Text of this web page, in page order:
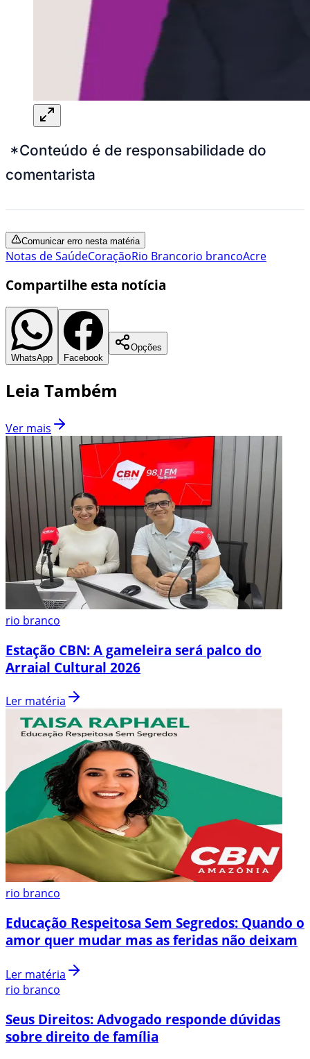
*Conteúdo é de responsabilidade do
comentarista
Comunicar erro nesta matéria
Notas de SaúdeCoraçãoRio Brancorio brancoAcre
Compartilhe esta notícia
WhatsApp Facebook
Opções
Leia Também
Ver mais
rio branco
Estação CBN: A gameleira será palco do
Arraial Cultural 2026
Ler matéria
rio branco
Educação Respeitosa Sem Segredos: Quando o
amor quer mudar mas as feridas não deixam
Ler matéria
rio branco
Seus Direitos: Advogado responde dúvidas
sobre direito de família